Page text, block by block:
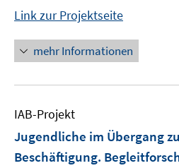
Link zur Projektseite
mehr Informationen
IAB-Projekt
Jugendliche im Übergang
Beschäftigung.